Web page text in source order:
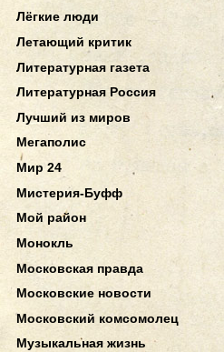
Лёгкие люди
Летающий критик
Литературная газета
Литературная Россия
Лучший из миров
Мегаполис
Мир 24
Мистерия-Буфф
Мой район
Монокль
Московская правда
Московские новости
Московский комсомолец
Музыкальная жизнь